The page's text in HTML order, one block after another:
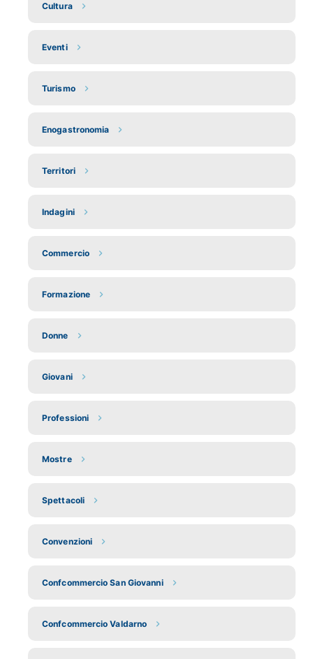
Cultura
Eventi
Turismo
Enogastronomia
Territori
Indagini
Commercio
Formazione
Donne
Giovani
Professioni
Mostre
Spettacoli
Convenzioni
Confcommercio San Giovanni
Confcommercio Valdarno